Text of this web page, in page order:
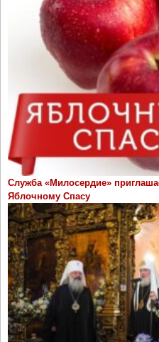
Служба «Милосердие»
Яблочному Спасу